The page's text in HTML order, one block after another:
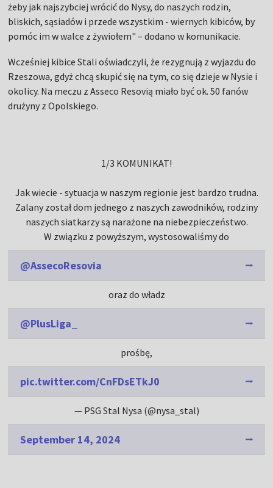
żeby jak najszybciej wrócić do Nysy, do naszych rodzin,
bliskich, sąsiadów i przede wszystkim - wiernych kibiców, by
pomóc im w walce z żywiołem" – dodano w komunikacie.
Wcześniej kibice Stali oświadczyli, że rezygnują z wyjazdu do
Rzeszowa, gdyż chcą skupić się na tym, co się dzieje w Nysie i
okolicy. Na meczu z Asseco Resovią miało być ok. 50 fanów
drużyny z Opolskiego.
1/3 KOMUNIKAT!
Jak wiecie - sytuacja w naszym regionie jest bardzo trudna.
Zalany został dom jednego z naszych zawodników, rodziny
naszych siatkarzy są narażone na niebezpieczeństwo.
W związku z powyższym, wystosowaliśmy do
@AssecoResovia
oraz do władz
@PlusLiga_
prośbę,
pic.twitter.com/CnFDsETkJ0
— PSG Stal Nysa (@nysa_stal)
September 14, 2024